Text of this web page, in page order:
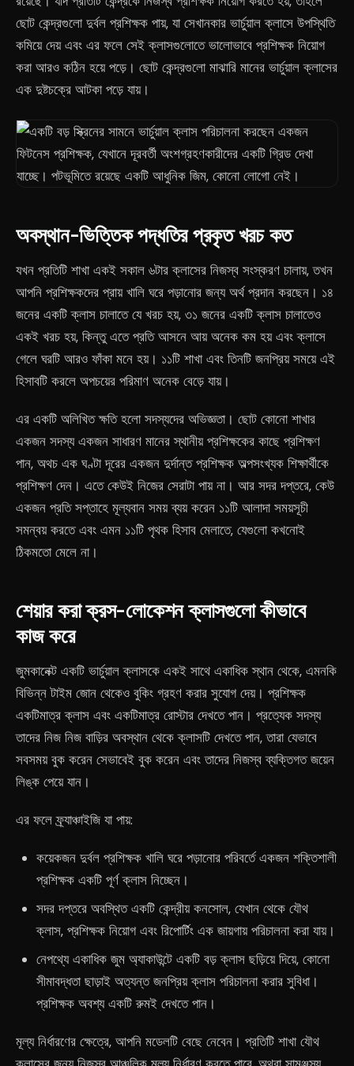
ছোট কেন্দ্রগুলো দুর্বল প্রশিক্ষক পায়, যা সেখানকার ভার্চুয়াল ক্লাসে উপস্থিতি
কমিয়ে দেয় এবং এর ফলে সেই ক্লাসগুলোতে ভালোভাবে প্রশিক্ষক নিয়োগ
করা আরও কঠিন হয়ে পড়ে। ছোট কেন্দ্রগুলো মাঝারি মানের ভার্চুয়াল ক্লাসের
এক দুষ্টচক্রে আটকা পড়ে যায়।
অবস্থান-ভিত্তিক পদ্ধতির প্রকৃত খরচ কত
যখন প্রতিটি শাখা একই সকাল ৬টার ক্লাসের নিজস্ব সংস্করণ চালায়, তখন
আপনি প্রশিক্ষকদের প্রায় খালি ঘরে পড়ানোর জন্য অর্থ প্রদান করছেন। ১৪
জনের একটি ক্লাস চালাতে যে খরচ হয়, ৩১ জনের একটি ক্লাস চালাতেও
একই খরচ হয়, কিন্তু এতে প্রতি আসনে আয় অনেক কম হয় এবং ক্লাসে
গেলে ঘরটি আরও ফাঁকা মনে হয়। ১১টি শাখা এবং তিনটি জনপ্রিয় সময়ে এই
হিসাবটি করলে অপচয়ের পরিমাণ অনেক বেড়ে যায়।
এর একটি অলিখিত ক্ষতি হলো সদস্যদের অভিজ্ঞতা। ছোট কোনো শাখার
একজন সদস্য একজন সাধারণ মানের স্থানীয় প্রশিক্ষকের কাছে প্রশিক্ষণ
পান, অথচ এক ঘণ্টা দূরের একজন দুর্দান্ত প্রশিক্ষক অল্পসংখ্যক শিক্ষার্থীকে
প্রশিক্ষণ দেন। এতে কেউই নিজের সেরাটা পায় না। আর সদর দপ্তরে, কেউ
একজন প্রতি সপ্তাহে মূল্যবান সময় ব্যয় করেন ১১টি আলাদা সময়সূচী
সমন্বয় করতে এবং এমন ১১টি পৃথক হিসাব মেলাতে, যেগুলো কখনোই
ঠিকমতো মেলে না।
শেয়ার করা ক্রস-লোকেশন ক্লাসগুলো কীভাবে
কাজ করে
জুমকানেক্ট একটি ভার্চুয়াল ক্লাসকে একই সাথে একাধিক স্থান থেকে, এমনকি
বিভিন্ন টাইম জোন থেকেও বুকিং গ্রহণ করার সুযোগ দেয়। প্রশিক্ষক
একটিমাত্র ক্লাস এবং একটিমাত্র রোস্টার দেখতে পান। প্রত্যেক সদস্য
তাদের নিজ নিজ বাড়ির অবস্থান থেকে ক্লাসটি দেখতে পান, তারা যেভাবে
সবসময় বুক করেন সেভাবেই বুক করেন এবং তাদের নিজস্ব ব্যক্তিগত জয়েন
লিঙ্ক পেয়ে যান।
এর ফলে ফ্র্যাঞ্চাইজি যা পায়:
কয়েকজন দুর্বল প্রশিক্ষক খালি ঘরে পড়ানোর পরিবর্তে একজন শক্তিশালী
প্রশিক্ষক একটি পূর্ণ ক্লাস নিচ্ছেন।
সদর দপ্তরে অবস্থিত একটি কেন্দ্রীয় কনসোল, যেখান থেকে যৌথ
ক্লাস, প্রশিক্ষক নিয়োগ এবং রিপোর্টিং এক জায়গায় পরিচালনা করা যায়।
নেপথ্যে একাধিক জুম অ্যাকাউন্টে একটি বড় ক্লাস ছড়িয়ে দিয়ে, কোনো
সীমাবদ্ধতা ছাড়াই অত্যন্ত জনপ্রিয় ক্লাস পরিচালনা করার সুবিধা।
প্রশিক্ষক অবশ্য একটি রুমই দেখতে পান।
মূল্য নির্ধারণের ক্ষেত্রে, আপনি মডেলটি বেছে নেবেন। প্রতিটি শাখা যৌথ